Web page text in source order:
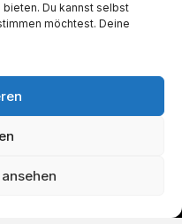
Du kannst selbst
möchtest. Deine